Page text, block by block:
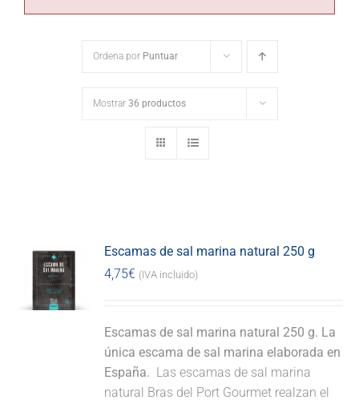
Ordena por Puntuar
Mostrar 36 productos
Escamas de sal marina natural 250 g
4,75€ (IVA incluido)
Escamas de sal marina natural 250 g. La
única escama de sal marina elaborada en
España. Las escamas de sal marina
natural Bras del Port Gourmet realzan el